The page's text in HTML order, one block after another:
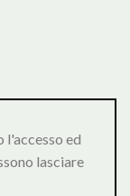
l'accesso ed
lasciare